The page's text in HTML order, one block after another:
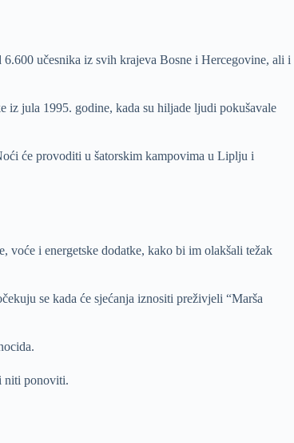
učesnika iz svih krajeva Bosne i Hercegovine, ali i
iz jula 1995. godine, kada su hiljade ljudi pokušavale
će provoditi u šatorskim kampovima u Liplju i
voće i energetske dodatke, kako bi im olakšali težak
se kada će sjećanja iznositi preživjeli “Marša
niti ponoviti.